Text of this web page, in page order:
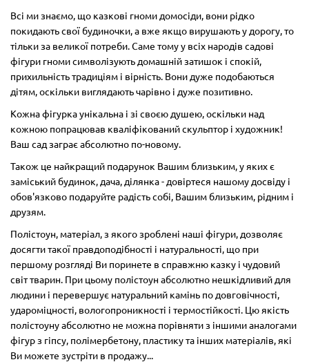
Всі ми знаємо, що казкові гноми домосіди, вони рідко
покидають свої будиночки, а вже якщо вирушають у дорогу, то
тільки за великої потреби. Саме тому у всіх народів садові
фігури гноми символізують домашній затишок і спокій,
прихильність традиціям і вірність. Вони дуже подобаються
дітям, оскільки виглядають чарівно і дуже позитивно.
Кожна фігурка унікальна і зі своєю душею, оскільки над
кожною попрацював кваліфікований скульптор і художник!
Ваш сад заграє абсолютно по-новому.
Також це найкращий подарунок Вашим близьким, у яких є
заміський будинок, дача, ділянка - довіртеся нашому досвіду і
обов'язково подаруйте радість собі, Вашим близьким, рідним і
друзям.
Полістоун, матеріал, з якого зроблені наші фігури, дозволяє
досягти такої правдоподібності і натуральності, що при
першому розгляді Ви поринете в справжню казку і чудовий
світ тварин. При цьому полістоун абсолютно нешкідливий для
людини і перевершує натуральний камінь по довговічності,
удароміцності, вологопроникності і термостійкості. Цю якість
полістоуну абсолютно не можна порівняти з іншими аналогами
фігур з гіпсу, полімербетону, пластику та інших матеріалів, які
Ви можете зустріти в продажу...